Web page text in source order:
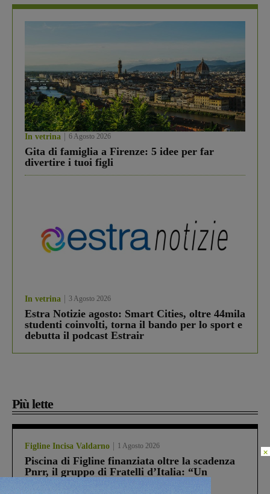
In vetrina 6 Agosto 2026
Gita di famiglia a Firenze: 5 idee per far
divertire i tuoi figli
In vetrina 3 Agosto 2026
Estra Notizie agosto: Smart Cities, oltre 44mila
studenti coinvolti, torna il bando per lo sport e
debutta il podcast Estrair
Più lette
Figline Incisa Valdarno 1 Agosto 2026
Piscina di Figline finanziata oltre la scadenza
Pnrr, il gruppo di Fratelli d’Italia: “Un
×